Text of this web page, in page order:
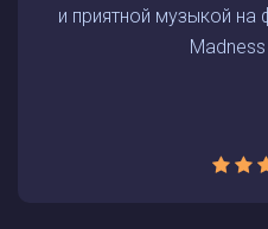
и приятной музыкой